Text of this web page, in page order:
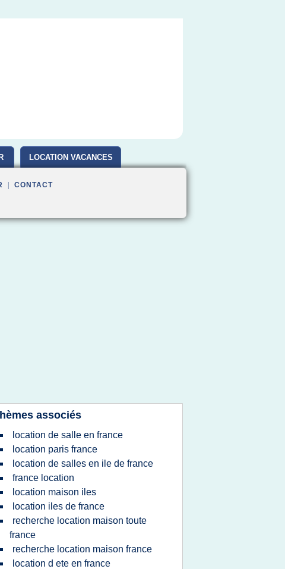
LOCATION VACANCES
CONTACT
associés
location de salle en france
location paris france
location de salles en ile de france
france location
location maison iles
location iles de france
recherche location maison toute
france
recherche location maison france
location d ete en france